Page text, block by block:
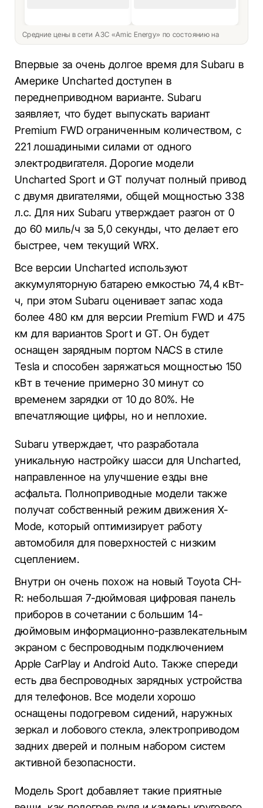
Средние цены в сети АЗС «Amic Energy» по состоянию на
Впервые за очень долгое время для Subaru в
Америке Uncharted доступен в
переднеприводном варианте. Subaru
заявляет, что будет выпускать вариант
Premium FWD ограниченным количеством, с
221 лошадиными силами от одного
электродвигателя. Дорогие модели
Uncharted Sport и GT получат полный привод
с двумя двигателями, общей мощностью 338
л.с. Для них Subaru утверждает разгон от 0
до 60 миль/ч за 5,0 секунды, что делает его
быстрее, чем текущий WRX.
Все версии Uncharted используют
аккумуляторную батарею емкостью 74,4 кВт-
ч, при этом Subaru оценивает запас хода
более 480 км для версии Premium FWD и 475
км для вариантов Sport и GT. Он будет
оснащен зарядным портом NACS в стиле
Tesla и способен заряжаться мощностью 150
кВт в течение примерно 30 минут со
временем зарядки от 10 до 80%. Не
впечатляющие цифры, но и неплохие.
Subaru утверждает, что разработала
уникальную настройку шасси для Uncharted,
направленное на улучшение езды вне
асфальта. Полноприводные модели также
получат собственный режим движения X-
Mode, который оптимизирует работу
автомобиля для поверхностей с низким
сцеплением.
Внутри он очень похож на новый Toyota CH-
R: небольшая 7-дюймовая цифровая панель
приборов в сочетании с большим 14-
дюймовым информационно-развлекательным
экраном с беспроводным подключением
Apple CarPlay и Android Auto. Также спереди
есть два беспроводных зарядных устройства
для телефонов. Все модели хорошо
оснащены подогревом сидений, наружных
зеркал и лобового стекла, электроприводом
задних дверей и полным набором систем
активной безопасности.
Модель Sport добавляет такие приятные